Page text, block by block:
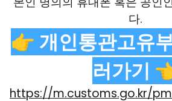
다.
👉 개인통관고유
러가기
https://m.customs.go.kr/